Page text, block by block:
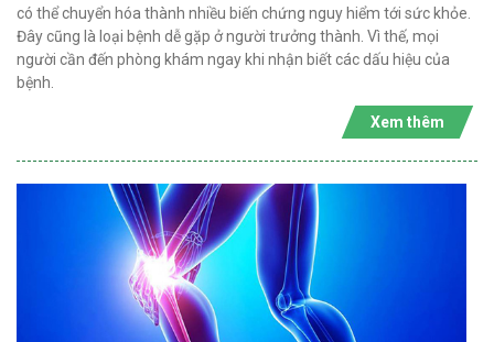
có thể chuyển hóa thành nhiều biến chứng nguy hiểm tới sức khỏe.
Đây cũng là loại bệnh dễ gặp ở người trưởng thành. Vì thế, mọi
người cần đến phòng khám ngay khi nhận biết các dấu hiệu của
bệnh.
Xem thêm